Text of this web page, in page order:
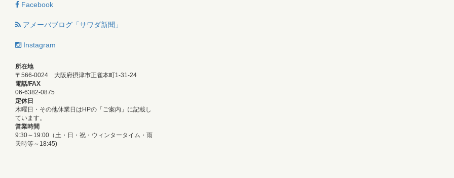
Facebook
アメーバブログ「サワダ新聞」
Instagram
所在地
〒566-0024 大阪府摂津市正雀本町1-31-24
電話/FAX
06-6382-0875
定休日
木曜日・その他休業日はHPの「ご案内」に記載し
ています。
営業時間
9:30～19:00（土・日・祝・ウィンタータイム・雨
天時等～18:45)